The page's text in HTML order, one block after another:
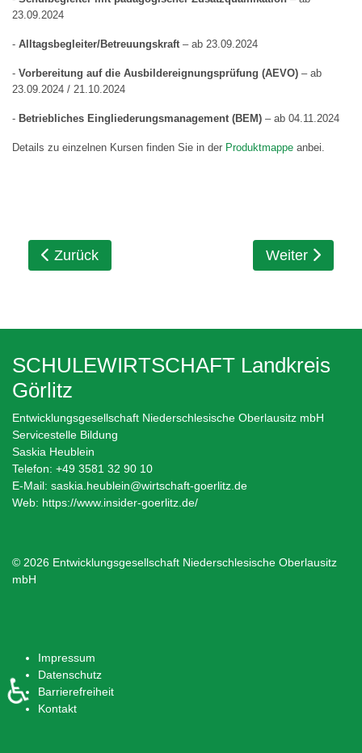
23.09.2024
- Alltagsbegleiter/Betreuungskraft– ab 23.09.2024
- Vorbereitung auf die Ausbildereignungsprüfung (AEVO) – ab
23.09.2024 / 21.10.2024
- Betriebliches Eingliederungsmanagement (BEM) – ab 04.11.2024
Details zu einzelnen Kursen finden Sie in der Produktmappe anbei.
Vorheriger Beitrag: NEUE
Zurück Nächster
Weiter
SCHULEWIRTSCHAFT Landkreis
Görlitz
Entwicklungsgesellschaft Niederschlesische Oberlausitz mbH
Servicestelle Bildung
Saskia Heublein
Telefon: +49 3581 32 90 10
E-Mail: saskia.heublein@wirtschaft-goerlitz.de
Web: https://www.insider-goerlitz.de/
© 2026 Entwicklungsgesellschaft Niederschlesische Oberlausitz
mbH
Impressum
Datenschutz
Barrierefreiheit
Kontakt